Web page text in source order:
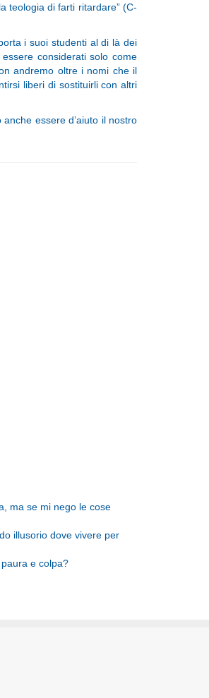
teologia di farti ritardare” (C-
i suoi studenti al di là dei
considerati solo come
andremo oltre i nomi che il
liberi di sostituirli con altri
anche essere d’aiuto il nostro
ma se mi nego le cose
illusorio dove vivere per
e colpa?